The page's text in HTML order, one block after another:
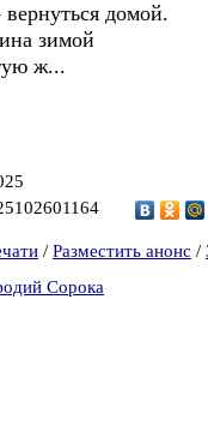
вернуться домой.
зимой
ж...
/ Разместить анонс /
Сорока